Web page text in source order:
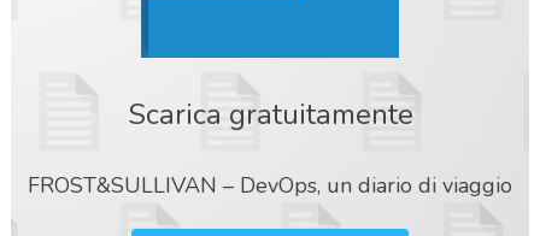
Scarica gratuitamente
FROST&SULLIVAN – DevOps, un diario di viaggio